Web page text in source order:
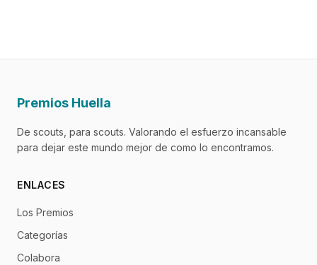
Premios Huella
De scouts, para scouts. Valorando el esfuerzo incansable
para dejar este mundo mejor de como lo encontramos.
ENLACES
Los Premios
Categorías
Colabora